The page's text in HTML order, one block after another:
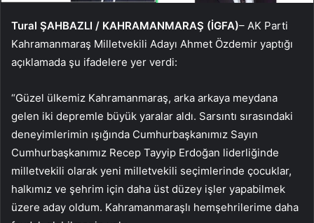
Tural ŞAHBAZLI / KAHRAMANMARAŞ (İGFA)– AK Parti
Kahramanmaraş Milletvekili Adayı Ahmet Özdemir yaptığı
açıklamada şu ifadelere yer verdi:
“Güzel ülkemiz Kahramanmaraş, arka arkaya meydana
gelen iki depremle büyük yaralar aldı. Sarsıntı sırasındaki
deneyimlerimin ışığında Cumhurbaşkanımız Sayın
Cumhurbaşkanımız Recep Tayyip Erdoğan liderliğinde
milletvekili olarak yeni milletvekili seçimlerinde çocuklar,
halkımız ve şehrim için daha üst düzey işler yapabilmek
üzere aday oldum. Kahramanmaraşlı hemşehrilerime daha